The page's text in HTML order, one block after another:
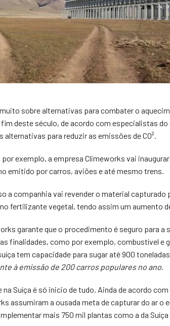
sobre alternativas para combater o
fim deste século, de acordo com especialistas
alternativas para reduzir as emissões de CO².
por exemplo, a empresa Climeworks vai
emitido por carros, aviões e até mesmo trens.
a companhia vai revender o material capturado
fertilizante vegetal, tendo assim um aumento
garante que o procedimento é seguro para a
finalidades, como por exemplo, combustível e
tem capacidade para sugar até 900
à emissão de 200 carros populares no ano.
na Suíça é só inicio de tudo. Ainda de acordo
assumiram a ousada meta de capturar do ar o
mais 750 mil plantas como a da